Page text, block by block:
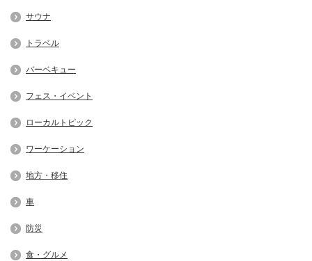
サウナ
トラベル
バーベキュー
フェス・イベント
ローカルトピック
ワーケーション
地方・移住
車
防災
食・グルメ